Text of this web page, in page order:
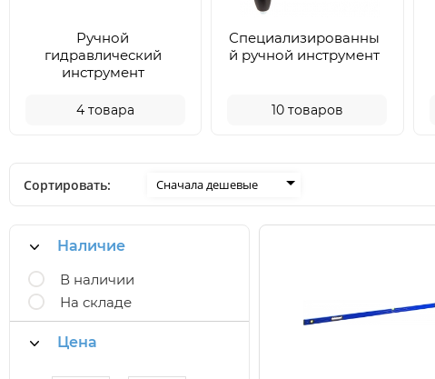
Ручной
гидравлический
инструмент
4товара
Специализированны
й ручной инструмент
10 товаров
Сортировать: Сначала дешевые
Наличие
В наличии
На складе
Цена